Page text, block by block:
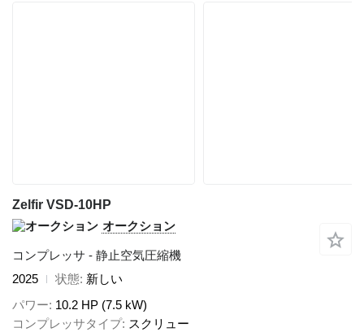
Zelfir VSD-10HP
オークション
コンプレッサ - 静止空気圧縮機
2025
状態 新しい
パワー 10.2 HP (7.5 kW)
コンプレッサタイプ スクリュー